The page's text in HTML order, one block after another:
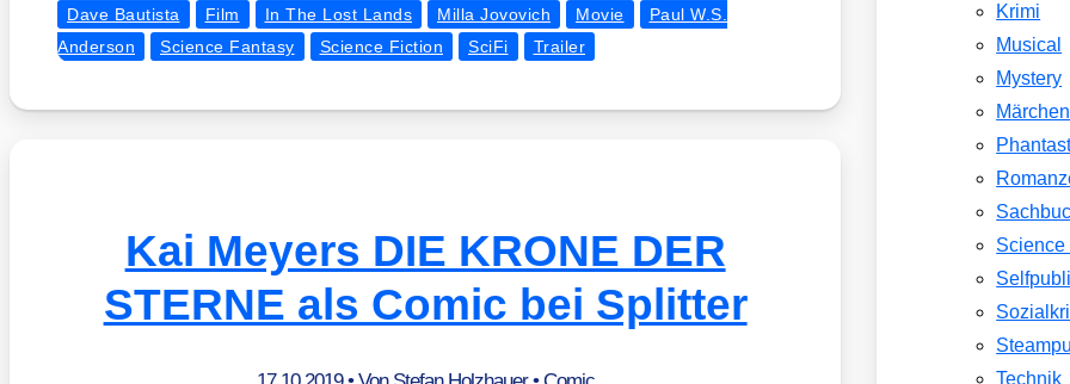
Dave Bautista Film In The Lost Lands Milla Jovovich Movie
Paul W.S.
Anderson
Science Fantasy Science Fiction SciFi Trailer
Kai Meyers DIE KRONE DER
STERNE als Comic bei Splitter
Krimi
Musical
Mystery
Märchen
Science
Technik